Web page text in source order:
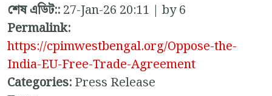
শেষ এডিট::27-Jan-26 20:11 | by 6
Permalink:
https://cpimwestbengal.org/Oppose-the-
India-EU-Free-Trade-Agreement
Categories:Press Release